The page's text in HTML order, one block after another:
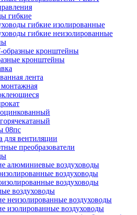
гибкие
гибкие изолированные
гибкие неизолированные
образные кронштейны
кронштейны
лента
08пс
для вентиляции
преобразователи
алюминиевые воздуховоды
воздуховоды
воздуховоды
воздуховоды
неизолированные воздуховоды
изолированные воздуховоды